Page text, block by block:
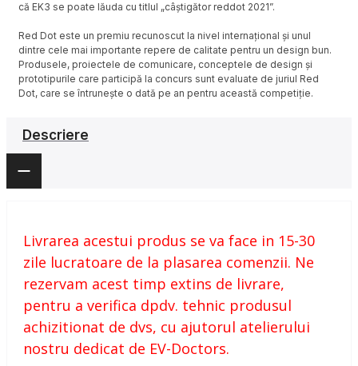
că EK3 se poate lăuda cu titlul „câștigător reddot 2021”.
Red Dot este un premiu recunoscut la nivel internațional și unul
dintre cele mai importante repere de calitate pentru un design bun.
Produsele, proiectele de comunicare, conceptele de design și
prototipurile care participă la concurs sunt evaluate de juriul Red
Dot, care se întrunește o dată pe an pentru această competiție.
Descriere
Livrarea acestui produs se va face in 15-30
zile lucratoare de la plasarea comenzii. Ne
rezervam acest timp extins de livrare,
pentru a verifica dpdv. tehnic produsul
achizitionat de dvs, cu ajutorul atelierului
nostru dedicat de EV-Doctors.